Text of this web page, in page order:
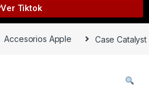
Ver Tiktok
Accesorios Apple Case